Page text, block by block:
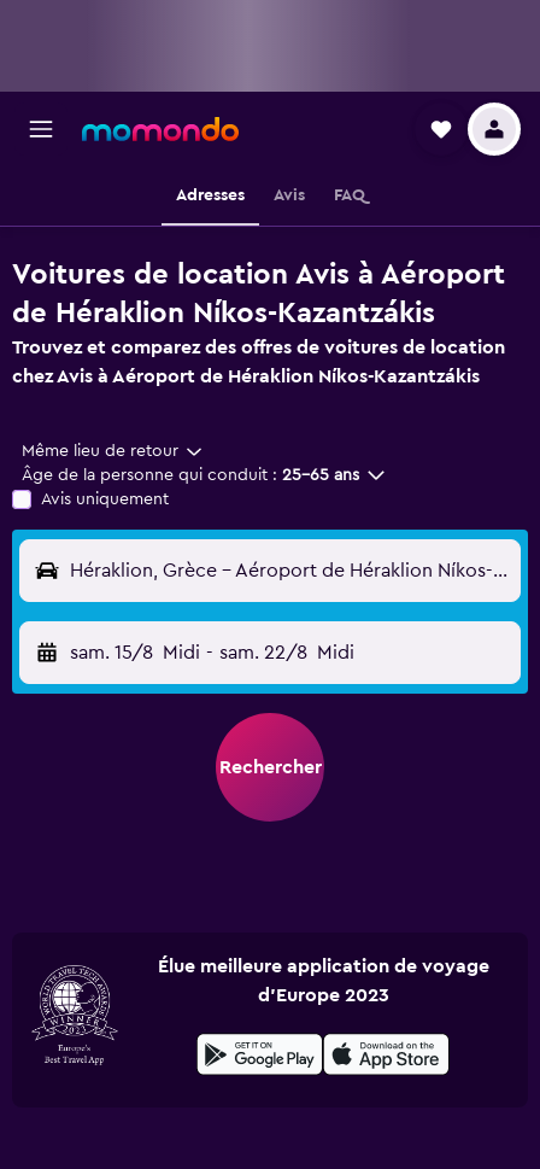
Adresses Avis FAQ
Voitures de location Avis à Aéroport
de Héraklion Níkos-Kazantzákis
Trouvez et comparez des offres de voitures de location
chez Avis à Aéroport de Héraklion Níkos-Kazantzákis
Même lieu de retour
Âge de la personne qui conduit : 25-65 ans
Avis uniquement
Héraklion, Grèce - Aéroport de Héraklion Níkos-Kazantzákis (HER)
sam. 15/8 Midi - sam. 22/8 Midi
Rechercher
Élue meilleure application de voyage
d'Europe 2023